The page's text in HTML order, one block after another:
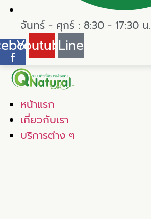
จันทร์ - ศุกร์ : 8:30 - 17:30 น.
f
YoutubeLine
หน้าแรก
เกี่ยวกับเรา
บริการต่าง ๆ